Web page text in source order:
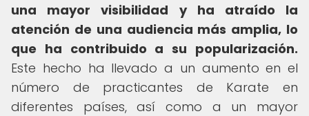
una mayor visibilidad y ha atraído la
atención de una audiencia más amplia, lo
que ha contribuido a su popularización.
Este hecho ha llevado a un aumento en el
número de practicantes de Karate en
diferentes países, así como a un mayor